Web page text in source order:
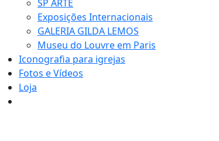
SP ARTE
Exposições Internacionais
GALERIA GILDA LEMOS
Museu do Louvre em Paris
Iconografia para igrejas
Fotos e Vídeos
Loja